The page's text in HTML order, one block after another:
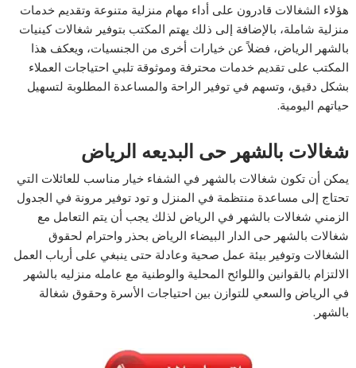
هؤلاء الشغالات قادرون على أداء مهام منزلية متنوعة وتقديم خدمات
منزلية شاملة، بالإضافة إلى ذلك يهتم المكتب بتوفير شغالات كينيات
بالشهر الرياض، فضلاً عن خيارات أخرى من الجنسيات، ويعكف هذا
المكتب على تقديم خدمات محترفة وموثوقة تلبي احتياجات العملاء
بشكل دقيق، وتسهم في توفير الراحة والمساعدة المطلوبة لتسهيل
حياتهم اليومية.
شغالات بالشهر حى البديعه الرياض
يمكن أن تكون شغالات بالشهر في الشفاء خيار مناسب للعائلات التي
تحتاج إلى مساعدة منتظمة في المنزل و تود توفير مرونة في الجدول
الزمني شغالات بالشهر في الرياض لذلك يجب أن يتم التعامل مع
شغالات بالشهر حى الدار البيضاء الرياض بحذر واحترام لحقوق
الشغالات وتوفير بيئة عمل صحية وعادلة حتى ينبغي على أرباب العمل
الالتزام بالقوانين واللوائح المحلية والوطنية مع عامله منزليه بالشهر
في الرياض والسعي للتوازن بين احتياجات الأسرة وحقوق شغالة
بالشهر.